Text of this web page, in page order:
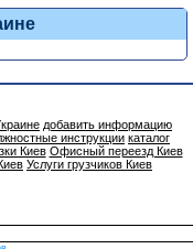
добавить информацию
инструкции каталог
Киев Офисный переезд Киев
Услуги грузчиков Киев